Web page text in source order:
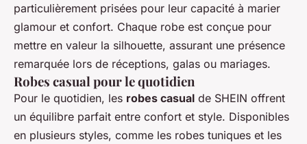
particulièrement prisées pour leur capacité à marier
glamour et confort. Chaque robe est conçue pour
mettre en valeur la silhouette, assurant une présence
remarquée lors de réceptions, galas ou mariages.
Robes casual pour le quotidien
Pour le quotidien, les robes casual de SHEIN offrent
un équilibre parfait entre confort et style. Disponibles
en plusieurs styles, comme les robes tuniques et les